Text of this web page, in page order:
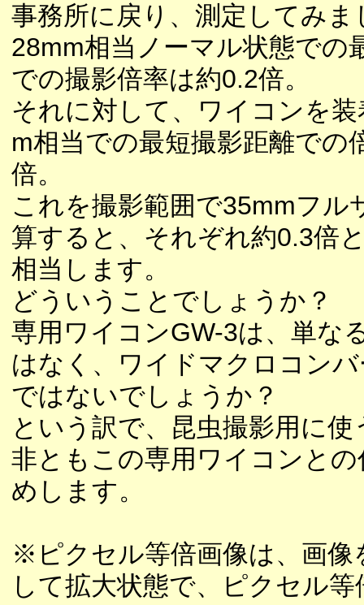
事務所に戻り、測定してみま
28mm相当ノーマル状態での
での撮影倍率は約0.2倍。
それに対して、ワイコンを
m相当での最短撮影距離での
倍。
これを撮影範囲で35mmフル
算すると、それぞれ約0.3倍
相当します。
どういうことでしょうか？
専用ワイコンGW-3は、単な
はなく、ワイドマクロコン
ではないでしょうか？
という訳で、昆虫撮影用に使
非ともこの専用ワイコンと
めします。
※ピクセル等倍画像は、画像
して拡大状態で、ピクセル